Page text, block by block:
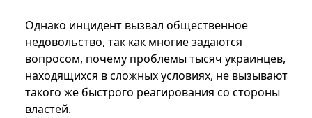
Однако инцидент вызвал общественное
недовольство, так как многие задаются
вопросом, почему проблемы тысяч украинцев,
находящихся в сложных условиях, не вызывают
такого же быстрого реагирования со стороны
властей.